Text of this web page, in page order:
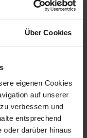
Über Cookies
eigenen Cookies
auf unserer
verbessern und
entsprechend
oder darüber hinaus